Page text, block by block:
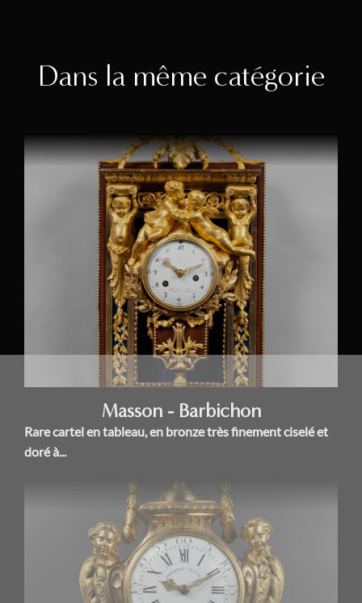
Dans la même catégorie
Masson - Barbichon
Rare cartel en tableau, en bronze très finement ciselé et
doré à...